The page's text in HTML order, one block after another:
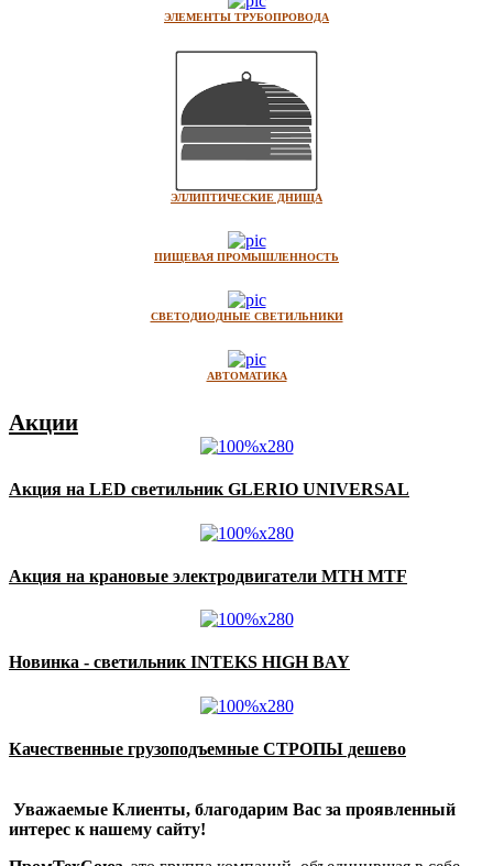
ЭЛЕМЕНТЫ ТРУБОПРОВОДА
ЭЛЛИПТИЧЕСКИЕ ДНИЩА
ПИЩЕВАЯ ПРОМЫШЛЕННОСТЬ
СВЕТОДИОДНЫЕ СВЕТИЛЬНИКИ
АВТОМАТИКА
Акции
Акция на LED светильник GLERIO UNIVERSAL
Акция на крановые электродвигатели MTH MTF
Новинка - светильник INTEKS HIGH BAY
Качественные грузоподъемные СТРОПЫ дешево
Уважаемые Клиенты, благодарим Вас за проявленный
интерес к нашему сайту!